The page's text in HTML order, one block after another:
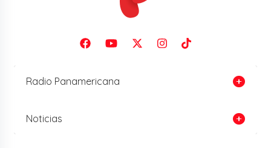
Radio Panamericana
Noticias